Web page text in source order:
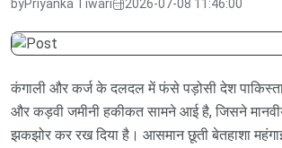
byPriyanka Tiwari 2026-07-08 11:46:00
कंगाली और कर्ज के दलदल में फंसे पड़ोसी देश
और कड़वी जमीनी हकीकत सामने आई है, जिसने
झकझोर कर रख दिया है। आसमान छूती बेतहाशा